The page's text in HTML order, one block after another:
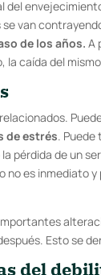
van
de los años.A
la caída del
de estrés.
pérdida de un
no es inmediato y
Esto se
del